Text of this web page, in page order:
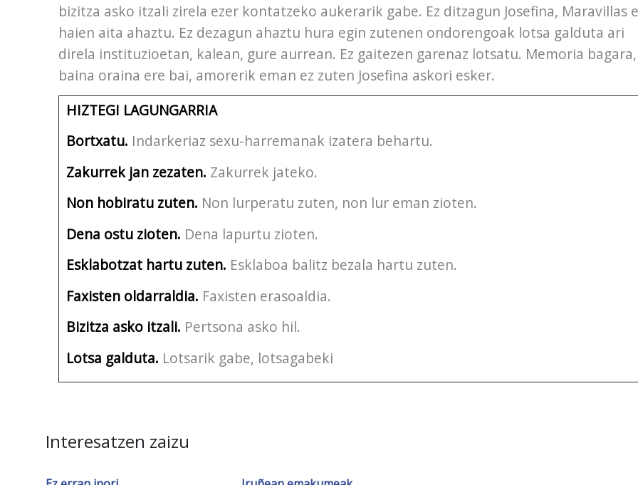
bizitza asko itzali zirela ezer kontatzeko aukerarik gabe. Ez ditzagun Josefina, Maravillas
haien aita ahaztu. Ez dezagun ahaztu hura egin zutenen ondorengoak lotsa galduta ari
direla instituzioetan, kalean, gure aurrean. Ez gaitezen garenaz lotsatu. Memoria bagara,
baina oraina ere bai, amorerik eman ez zuten Josefina askori esker.
HIZTEGI LAGUNGARRIA
Bortxatu. Indarkeriaz sexu-harremanak izatera behartu.
Zakurrek jan zezaten. Zakurrek jateko.
Non hobiratu zuten. Non lurperatu zuten, non lur eman zioten.
Dena ostu zioten. Dena lapurtu zioten.
Esklabotzat hartu zuten. Esklaboa balitz bezala hartu zuten.
Faxisten oldarraldia. Faxisten erasoaldia.
Bizitza asko itzali. Pertsona asko hil.
Lotsa galduta. Lotsarik gabe, lotsagabeki
Interesatzen zaizu